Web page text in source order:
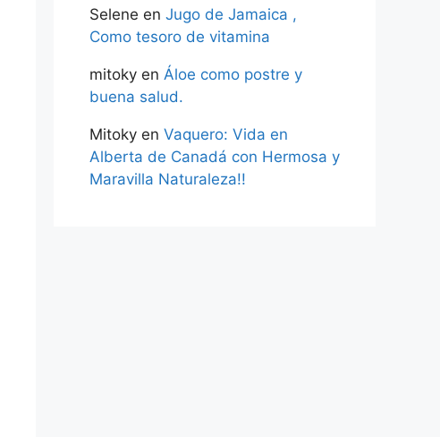
Selene en Jugo de Jamaica ,
Como tesoro de vitamina
mitoky en Áloe como postre y
buena salud.
Mitoky en Vaquero: Vida en
Alberta de Canadá con Hermosa y
Maravilla Naturaleza!!